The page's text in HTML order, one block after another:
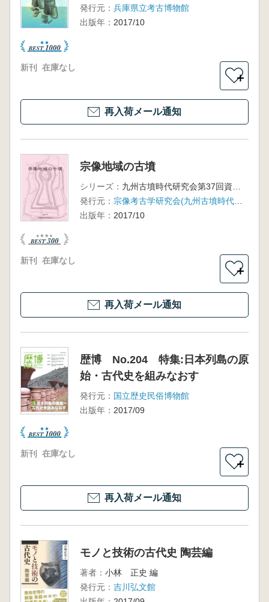
発行元： 兵庫県立考古博物館
出版年： 2017/10
新刊 在庫なし
＋
再入荷メール通知
宗像地域の古墳
シリーズ：
発行元：
宗像考古学研究会(九州古墳時代研究会)
出版年： 2017/10
新刊 在庫なし
＋
再入荷メール通知
歴博 No.204 特集:日本列島の原
始・古代史を組みなおす
発行元： 国立歴史民俗博物館
出版年： 2017/09
新刊 在庫なし
＋
再入荷メール通知
モノと技術の古代史 陶芸編
著者： 小林 正史 編
発行元： 吉川弘文館